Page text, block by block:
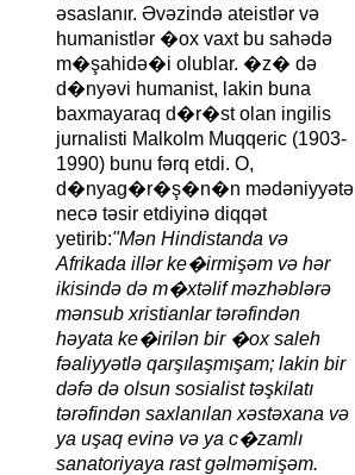
əsaslanır. Əvəzində ateistlər və
humanistlər �ox vaxt bu sahədə
m�şahidə�i olublar. �z� də
d�nyəvi humanist, lakin buna
baxmayaraq d�r�st olan ingilis
jurnalisti Malkolm Muqqeric (1903-
1990) bunu fərq etdi. O,
d�nyag�r�ş�n�n mədəniyyətə
necə təsir etdiyinə diqqət
yetirib:"Mən Hindistanda və
Afrikada illər ke�irmişəm və hər
ikisində də m�xtəlif məzhəblərə
mənsub xristianlar tərəfindən
həyata ke�irilən bir �ox saleh
fəaliyyətlə qarşılaşmışam; lakin bir
dəfə də olsun sosialist təşkilatı
tərəfindən saxlanılan xəstəxana və
ya uşaq evinə və ya c�zamlı
sanatoriyaya rast gəlməmişəm.